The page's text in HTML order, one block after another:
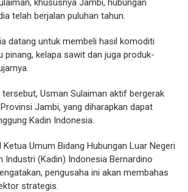
khususnya Jambi, hubungan
telah berjalan puluhan tahun.
datang untuk membeli hasil komoditi
pinang, kelapa sawit dan juga produk-
tersebut, Usman Sulaiman aktif bergerak
Jambi, yang diharapkan dapat
Kadin Indonesia.
Ketua Umum Bidang Hubungan Luar Negeri
Industri (Kadin) Indonesia Bernardino
pengusaha ini akan membahas
strategis.